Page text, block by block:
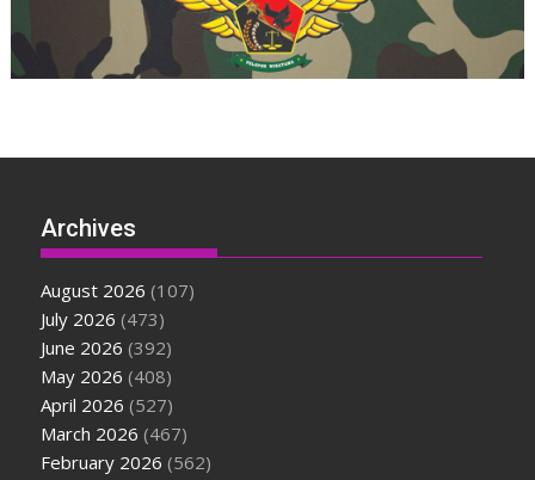
Archives
August 2026 (107)
July 2026 (473)
June 2026 (392)
May 2026 (408)
April 2026 (527)
March 2026 (467)
February 2026 (562)